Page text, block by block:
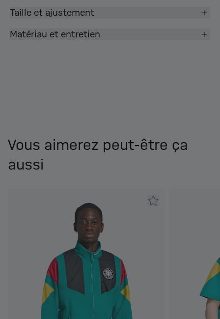
Taille et ajustement
Matériau et entretien
Vous aimerez peut-être ça
aussi